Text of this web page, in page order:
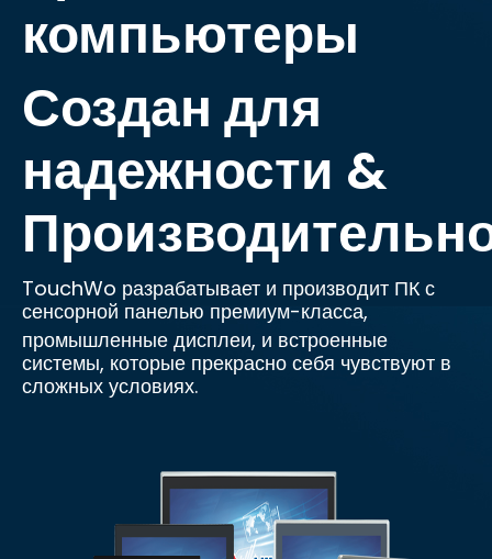
компьютеры
Создан для
надежности &
TouchWo разрабатывает и производит ПК с
сенсорной панелью премиум-класса,
промышленные дисплеи, и встроенные
системы, которые прекрасно себя чувствуют в
сложных условиях.